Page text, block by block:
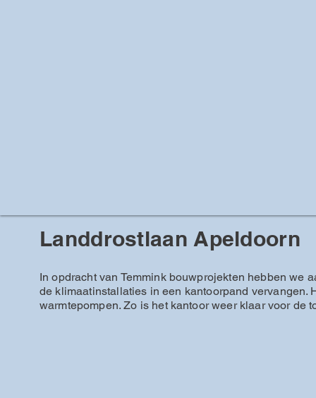
Landdrostlaan Apeldoorn
In opdracht van Temmink bouwprojekten hebben we
de klimaatinstallaties in een kantoorpand vervangen.
warmtepompen. Zo is het kantoor weer klaar voor de